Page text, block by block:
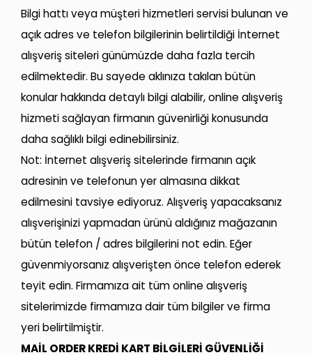
Bilgi hattı veya müşteri hizmetleri servisi bulunan ve
açık adres ve telefon bilgilerinin belirtildiği İnternet
alışveriş siteleri günümüzde daha fazla tercih
edilmektedir. Bu sayede aklınıza takılan bütün
konular hakkında detaylı bilgi alabilir, online alışveriş
hizmeti sağlayan firmanın güvenirliği konusunda
daha sağlıklı bilgi edinebilirsiniz.
Not: İnternet alışveriş sitelerinde firmanın açık
adresinin ve telefonun yer almasına dikkat
edilmesini tavsiye ediyoruz. Alışveriş yapacaksanız
alışverişinizi yapmadan ürünü aldığınız mağazanın
bütün telefon / adres bilgilerini not edin. Eğer
güvenmiyorsanız alışverişten önce telefon ederek
teyit edin. Firmamıza ait tüm online alışveriş
sitelerimizde firmamıza dair tüm bilgiler ve firma
yeri belirtilmiştir.
MAİL ORDER KREDİ KART BİLGİLERİ GÜVENLİĞİ